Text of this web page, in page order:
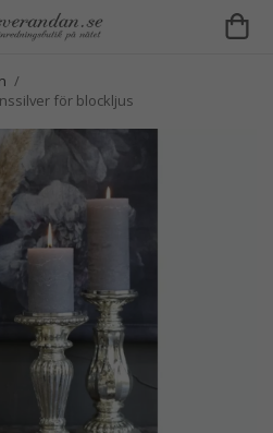
/
för blockljus